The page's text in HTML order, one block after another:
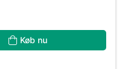
Køb nu